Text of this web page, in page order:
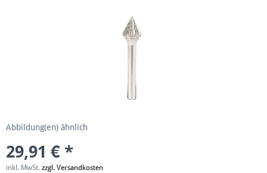
Abbildung(en) ähnlich
29,91 € *
inkl. MwSt. zzgl. Versandkosten